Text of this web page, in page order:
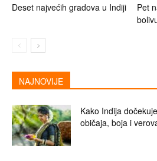
Deset najvećih gradova u Indiji
Pet
NAJNOVIJE
Kako Indija
običaja, boja i